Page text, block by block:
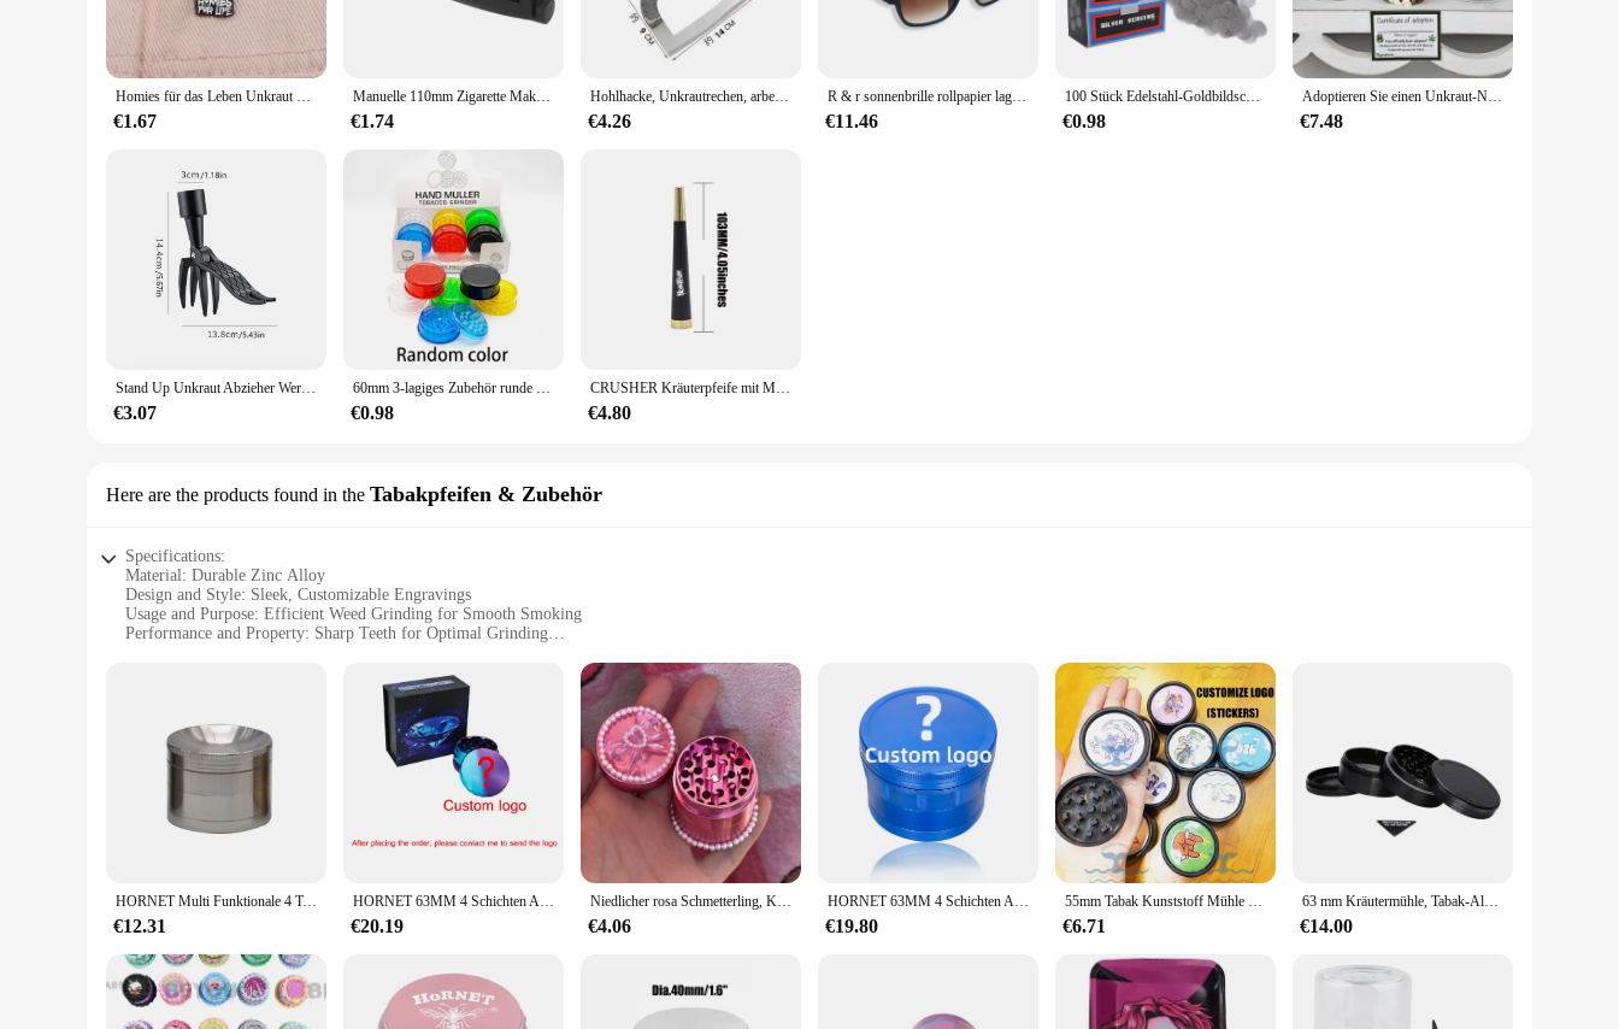
Homies für das Leben Unkraut Emaille Pin lustige Feuerzeuge kreative Broschen Revers Rucksack Abzeichen Schmuck Geschenk für besten Freund
€1.67
Manuelle 110mm Zigarette Maker Roll Maschine Tabak Roller Rolle Rauch Zubehör
€1.74
Hohlhacke, Unkrautrechen, arbeitssparendes Jäten und Lösen des Bodens, Artefakt-Egge, tragbare Unkrauthacke aus Stahl, Hacke, landwirtschaftliches Werkzeug, Gartenarbeit
€4.26
R & r sonnenbrille rollpapier lagerung abnehmbare gläser halter trockene kraut horn rohr für rauchen pfeifen zubehör geschenke für männer
€11.46
100 Stück Edelstahl-Goldbildschirme, Shisha, Wasserpfeife, Tabak, Silberfilter, 20 mm dick, multifunktionales Raucherzubehör
€0.98
Adoptieren Sie einen Unkraut-Nugget-Plüsch, einen kleinen Unkraut-Nugget-Plüsch, in einem Glas hand gefertigte Plüschtiere, kleine Nugget-Desktop-Plüsch-Ornamente
€7.48
Stand Up Unkraut Abzieher Werkzeug mit Schrauben löchern tragbare Unkraut Kopf Ersatz Garten Graben Unkraut entfernen Zubehör
€3.07
60mm 3-lagiges Zubehör runde Form Kunststoff Tabak mühle Kräuter mühle Tabak Gewürz brecher Farbe, Geschenk für Raucher
€0.98
CRUSHER Kräuterpfeife mit Metallkegel und 5 mm Aktivkohlefilter, abnehmbare trocken brennende Tabakpfeifen, Raucherzubehör
€4.80
Here are the products found in the Tabakpfeifen & Zubehör
Specifications:
Material: Durable Zinc Alloy
Design and Style: Sleek, Customizable Engravings
Usage and Purpose: Efficient Weed Grinding for Smooth Smoking
Performance and Property: Sharp Teeth for Optimal Grinding
Size and Weight: Compact and Portable for On-the-Go Use
|Weed Grinder Custom|Wholesale|Vendors|
**Unmatched Durability and Style**
Crafted from high-grade zinc alloy, our custom weed grinder is not only robust but also stylish. Its sleek design is complemented by the option to personalize it with your preferred engravings, making
it a unique accessory that reflects your personality. The grinder's durability ensures it withstands the rigors of regular use, while the sharp teeth efficiently grind your herbs for a smooth smoking
experience.
Designed with the user in mind, this weed grinder comes with a screen and a scraper, allowing for a seamless grinding process. The sharp teeth of the grinder are engineered to break down your herbs
into a fine consistency, ensuring a consistent and even burn. Whether you're a seasoned smoker or a novice, this grinder simplifies the preparation process, making it an indispensable tool for your
smoking ritual.
**Compact and Convenient**
Recognizing the importance of portability, our weed grinder is compact and lightweight, making it an ideal companion for on-the-go smokers. Its size is perfectly balanced to fit comfortably in your
pocket or bag, allowing you to enjoy your herbs anytime, anywhere. The grinder's customizable nature and high-quality construction make it a reliable and stylish choice for both personal use and as a
gift for fellow enthusiasts.
HORNET Multi Funktionale 4 Teile 56mm Zink Legierung CNC Metall Grinder Brecher Tobaco Grinder konkaven Kappe Anpassbare Grinder
€12.31
HORNET 63MM 4 Schichten Amoladora Diamant Schneiden Metall Grinder Brecher mit High-end-Geschenk Box Anpassbare Logo geschenk der männer
€20.19
Niedlicher rosa Schmetterling, Kokettschleife, mädchenhaft, 40 mm, Kräutermühle, individuelle Mühle, 4-teilige Mühle mit Kief Catcher, Kuchen-Design
€4.06
HORNET 63MM 4 Schichten Aircraft Aluminium Kraut Brecher Hand Kurbel mit Diamant Zähne Zubehör Können Kunden Akzeptieren
€19.80
55mm Tabak Kunststoff Mühle Rauchen Zubehör 2 Schichten schwarze Mühlen Kräuter Pfeffer Blume Gewürz brecher Zigarette Muller benutzer definierte
€6.71
63 mm Kräutermühle, Tabak-Aluminium-Zerkleinerungen, 4-lagig, schwarz, blanko, Mühlen, Gras, Gewürze, Mühlen, Raucherzubehör, individuelles Logo
€14.00